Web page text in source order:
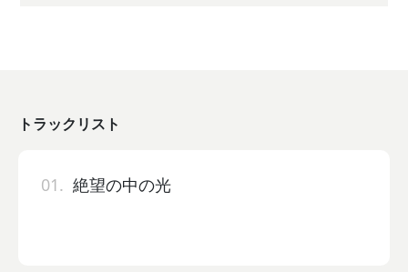
トラックリスト
01. 絶望の中の光